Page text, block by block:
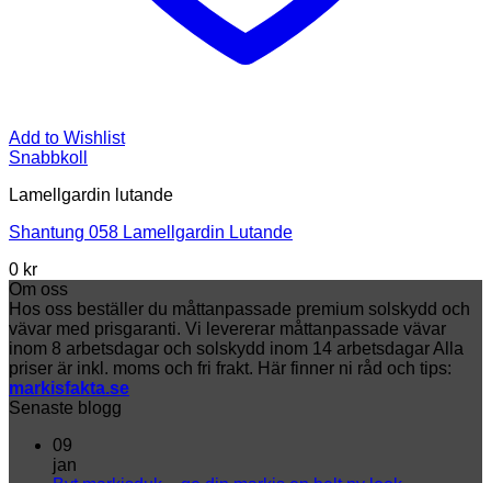
Add to Wishlist
Snabbkoll
Lamellgardin lutande
Shantung 058 Lamellgardin Lutande
0 kr
Om oss
Hos oss beställer du måttanpassade premium solskydd och
vävar med prisgaranti. Vi levererar måttanpassade vävar
inom 8 arbetsdagar och solskydd inom 14 arbetsdagar Alla
priser är inkl. moms och fri frakt. Här finner ni råd och tips:
markisfakta.se
Senaste blogg
09
jan